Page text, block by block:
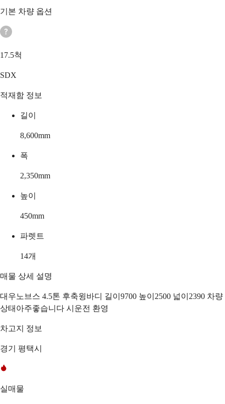
기본 차량 옵션
17.5척
SDX
적재함 정보
길이
8,600mm
폭
2,350mm
높이
450mm
파렛트
14개
매물 상세 설명
대우노브스 4.5톤 후축윙바디 길이9700 높이2500 넓이2390 차량
상태아주좋습니다 시운전 환영
차고지 정보
경기 평택시
실매물